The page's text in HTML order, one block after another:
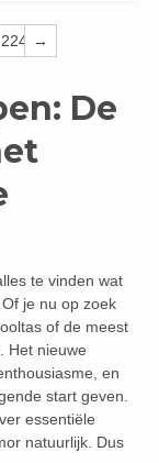
224 →
De
te vinden wat
je nu op zoek
of de meest
Het nieuwe
en
start geven.
essentiële
natuurlijk. Dus